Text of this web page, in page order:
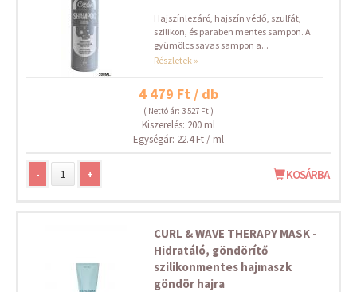
Hajszínlezáró, hajszín védő, szulfát,
szilikon, és paraben mentes sampon. A
gyümölcs savas sampon a...
Részletek »
4 479 Ft / db
( Nettó ár: 3 527 Ft )
Kiszerelés: 200 ml
Egységár: 22.4 Ft / ml
- + KOSÁRBA
CURL & WAVE THERAPY MASK -
Hidratáló, göndörítő
szilikonmentes hajmaszk
göndör hajra